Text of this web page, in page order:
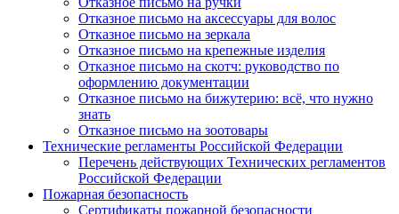
Отказное письмо на аксессуары для волос
Отказное письмо на зеркала
Отказное письмо на крепежные изделия
Отказное письмо на скотч: руководство по
оформлению документации
Отказное письмо на бижутерию: всё, что нужно
знать
Отказное письмо на зоотовары
Технические регламенты Российской Федерации
Перечень действующих Технических регламентов
Российской Федерации
Пожарная безопасность
Сертификаты пожарной безопасности